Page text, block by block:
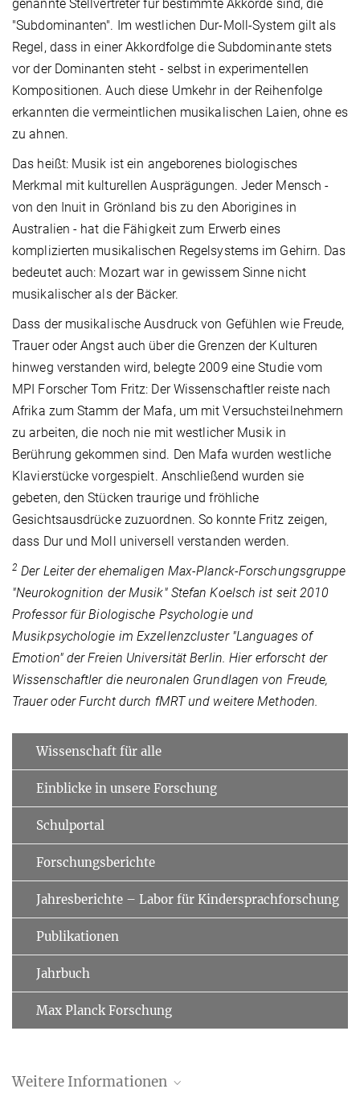
genannte Stellvertreter für bestimmte Akkorde sind, die
"Subdominanten". Im westlichen Dur-Moll-System gilt als
Regel, dass in einer Akkordfolge die Subdominante stets
vor der Dominanten steht - selbst in experimentellen
Kompositionen. Auch diese Umkehr in der Reihenfolge
erkannten die vermeintlichen musikalischen Laien, ohne es
zu ahnen.
Das heißt: Musik ist ein angeborenes biologisches
Merkmal mit kulturellen Ausprägungen. Jeder Mensch -
von den Inuit in Grönland bis zu den Aborigines in
Australien - hat die Fähigkeit zum Erwerb eines
komplizierten musikalischen Regelsystems im Gehirn. Das
bedeutet auch: Mozart war in gewissem Sinne nicht
musikalischer als der Bäcker.
Dass der musikalische Ausdruck von Gefühlen wie Freude,
Trauer oder Angst auch über die Grenzen der Kulturen
hinweg verstanden wird, belegte 2009 eine Studie vom
MPI Forscher Tom Fritz: Der Wissenschaftler reiste nach
Afrika zum Stamm der Mafa, um mit Versuchsteilnehmern
zu arbeiten, die noch nie mit westlicher Musik in
Berührung gekommen sind. Den Mafa wurden westliche
Klavierstücke vorgespielt. Anschließend wurden sie
gebeten, den Stücken traurige und fröhliche
Gesichtsausdrücke zuzuordnen. So konnte Fritz zeigen,
dass Dur und Moll universell verstanden werden.
2 Der Leiter der ehemaligen Max-Planck-Forschungsgruppe
"Neurokognition der Musik" Stefan Koelsch ist seit 2010
Professor für Biologische Psychologie und
Musikpsychologie im Exzellenzcluster "Languages of
Emotion" der Freien Universität Berlin. Hier erforscht der
Wissenschaftler die neuronalen Grundlagen von Freude,
Trauer oder Furcht durch fMRT und weitere Methoden.
Wissenschaft für alle
Einblicke in unsere Forschung
Schulportal
Forschungsberichte
Jahresberichte – Labor für Kindersprachforschung
Publikationen
Jahrbuch
Max Planck Forschung
Weitere Informationen